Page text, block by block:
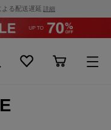
よる配送遅延 詳細